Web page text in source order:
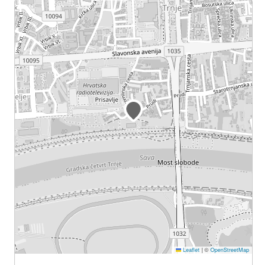
Leaflet |© OpenStreetMap